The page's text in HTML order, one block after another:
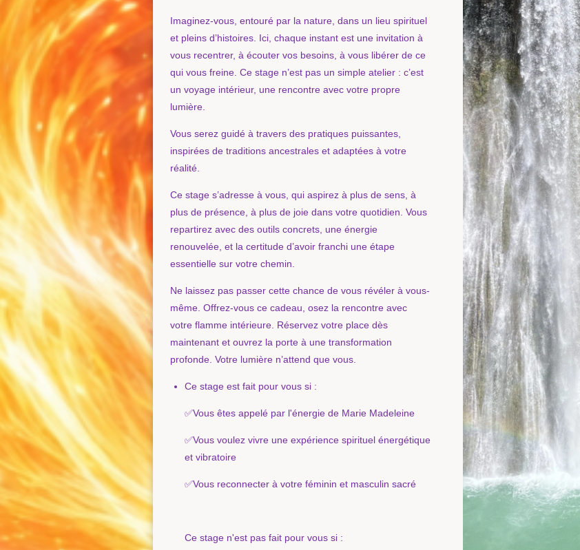
Imaginez-vous, entouré par la nature, dans un lieu spirituel
et pleins d’histoires. Ici, chaque instant est une invitation à
vous recentrer, à écouter vos besoins, à vous libérer de ce
qui vous freine. Ce stage n’est pas un simple atelier : c’est
un voyage intérieur, une rencontre avec votre propre
lumière.
Vous serez guidé à travers des pratiques puissantes,
inspirées de traditions ancestrales et adaptées à votre
réalité.
Ce stage s’adresse à vous, qui aspirez à plus de sens, à
plus de présence, à plus de joie dans votre quotidien. Vous
repartirez avec des outils concrets, une énergie
renouvelée, et la certitude d’avoir franchi une étape
essentielle sur votre chemin.
Ne laissez pas passer cette chance de vous révéler à vous-
même. Offrez-vous ce cadeau, osez la rencontre avec
votre flamme intérieure. Réservez votre place dès
maintenant et ouvrez la porte à une transformation
profonde. Votre lumière n’attend que vous.
Ce stage est fait pour vous si :
✅Vous êtes appelé par l'énergie de Marie Madeleine
✅Vous voulez vivre une expérience spirituel énergétique
et vibratoire
✅Vous reconnecter à votre féminin et masculin sacré
Ce stage n'est pas fait pour vous si :